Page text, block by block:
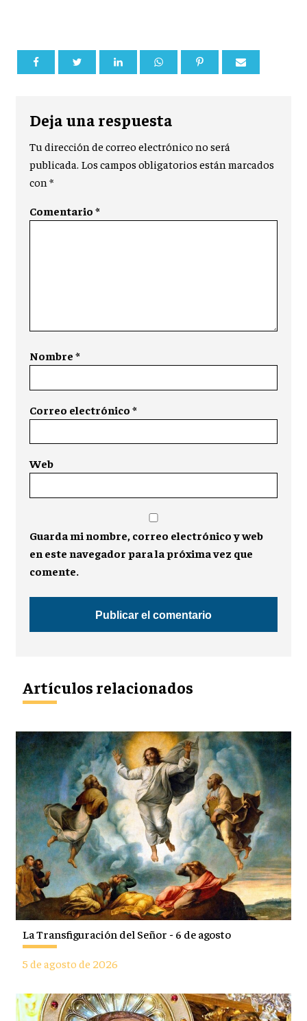
Deja una respuesta
Tu dirección de correo electrónico no será
publicada. Los campos obligatorios están marcados
con*
Comentario*
Nombre*
Correo electrónico*
Web
Guarda mi nombre, correo electrónico y web
en este navegador para la próxima vez que
comente.
Artículos relacionados
La Transfiguración del Señor - 6 de agosto
5 de agosto de 2026